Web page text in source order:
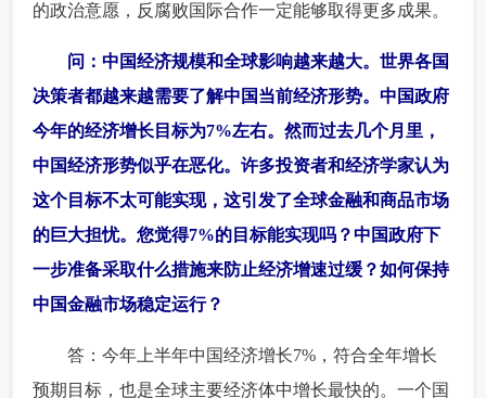
的政治意愿，反腐败国际合作一定能够取得更多成果。
问：中国经济规模和全球影响越来越大。世界各国
决策者都越来越需要了解中国当前经济形势。中国政府
今年的经济增长目标为7%左右。然而过去几个月里，
中国经济形势似乎在恶化。许多投资者和经济学家认为
这个目标不太可能实现，这引发了全球金融和商品市场
的巨大担忧。您觉得7%的目标能实现吗？中国政府下
一步准备采取什么措施来防止经济增速过缓？如何保持
中国金融市场稳定运行？
答：今年上半年中国经济增长7%，符合全年增长
预期目标，也是全球主要经济体中增长最快的。一个国